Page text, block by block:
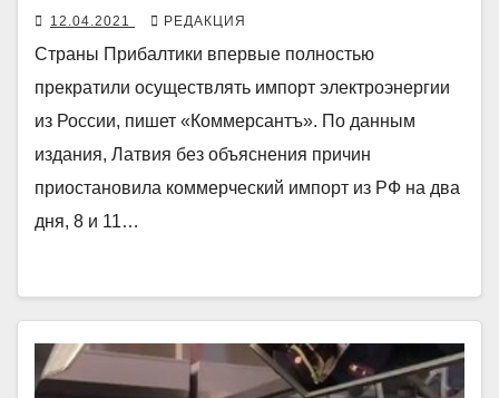
12.04.2021 РЕДАКЦИЯ
Страны Прибалтики впервые полностью
прекратили осуществлять импорт электроэнергии
из России, пишет «Коммерсантъ». По данным
издания, Латвия без объяснения причин
приостановила коммерческий импорт из РФ на два
дня, 8 и 11…